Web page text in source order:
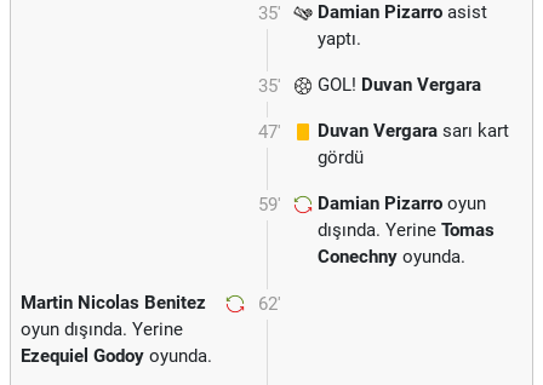
35' Damian Pizarro asist
yaptı.
35' GOL! Duvan Vergara
47' Duvan Vergara sarı kart
gördü
59' Damian Pizarro oyun
dışında. Yerine Tomas
Conechny oyunda.
62'
Martin Nicolas Benitez
oyun dışında. Yerine
Ezequiel Godoy oyunda.